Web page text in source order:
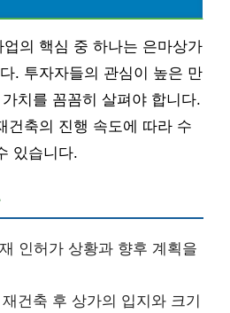
의 핵심 중 하나는 은마상가
. 투자자들의 관심이 높은 만
치를 꼼꼼히 살펴야 합니다.
건축의 진행 속도에 따라 수
있습니다.
인허가 상황과 향후 계획을
재건축 후 상가의 입지와 크기